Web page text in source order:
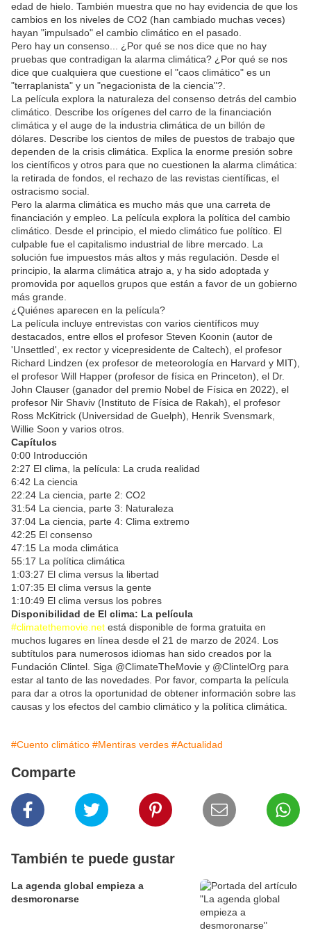
edad de hielo. También muestra que no hay evidencia de que los
cambios en los niveles de CO2 (han cambiado muchas veces)
hayan "impulsado" el cambio climático en el pasado.
Pero hay un consenso... ¿Por qué se nos dice que no hay
pruebas que contradigan la alarma climática? ¿Por qué se nos
dice que cualquiera que cuestione el "caos climático" es un
"terraplanista" y un "negacionista de la ciencia"?.
La película explora la naturaleza del consenso detrás del cambio
climático. Describe los orígenes del carro de la financiación
climática y el auge de la industria climática de un billón de
dólares. Describe los cientos de miles de puestos de trabajo que
dependen de la crisis climática. Explica la enorme presión sobre
los científicos y otros para que no cuestionen la alarma climática:
la retirada de fondos, el rechazo de las revistas científicas, el
ostracismo social.
Pero la alarma climática es mucho más que una carreta de
financiación y empleo. La película explora la política del cambio
climático. Desde el principio, el miedo climático fue político. El
culpable fue el capitalismo industrial de libre mercado. La
solución fue impuestos más altos y más regulación. Desde el
principio, la alarma climática atrajo a, y ha sido adoptada y
promovida por aquellos grupos que están a favor de un gobierno
más grande.
¿Quiénes aparecen en la película?
La película incluye entrevistas con varios científicos muy
destacados, entre ellos el profesor Steven Koonin (autor de
'Unsettled', ex rector y vicepresidente de Caltech), el profesor
Richard Lindzen (ex profesor de meteorología en Harvard y MIT),
el profesor Will Happer (profesor de física en Princeton), el Dr.
John Clauser (ganador del premio Nobel de Física en 2022), el
profesor Nir Shaviv (Instituto de Física de Rakah), el profesor
Ross McKitrick (Universidad de Guelph), Henrik Svensmark,
Willie Soon y varios otros.
Capítulos
0:00 Introducción
2:27 El clima, la película: La cruda realidad
6:42 La ciencia
22:24 La ciencia, parte 2: CO2
31:54 La ciencia, parte 3: Naturaleza
37:04 La ciencia, parte 4: Clima extremo
42:25 El consenso
47:15 La moda climática
55:17 La política climática
1:03:27 El clima versus la libertad
1:07:35 El clima versus la gente
1:10:49 El clima versus los pobres
Disponibilidad de El clima: La película
#climatethemovie.net está disponible de forma gratuita en
muchos lugares en línea desde el 21 de marzo de 2024. Los
subtítulos para numerosos idiomas han sido creados por la
Fundación Clintel. Siga @ClimateTheMovie y @ClintelOrg para
estar al tanto de las novedades. Por favor, comparta la película
para dar a otros la oportunidad de obtener información sobre las
causas y los efectos del cambio climático y la política climática.
#Cuento climático #Mentiras verdes #Actualidad
Comparte
También te puede gustar
La agenda global empieza a
desmoronarse